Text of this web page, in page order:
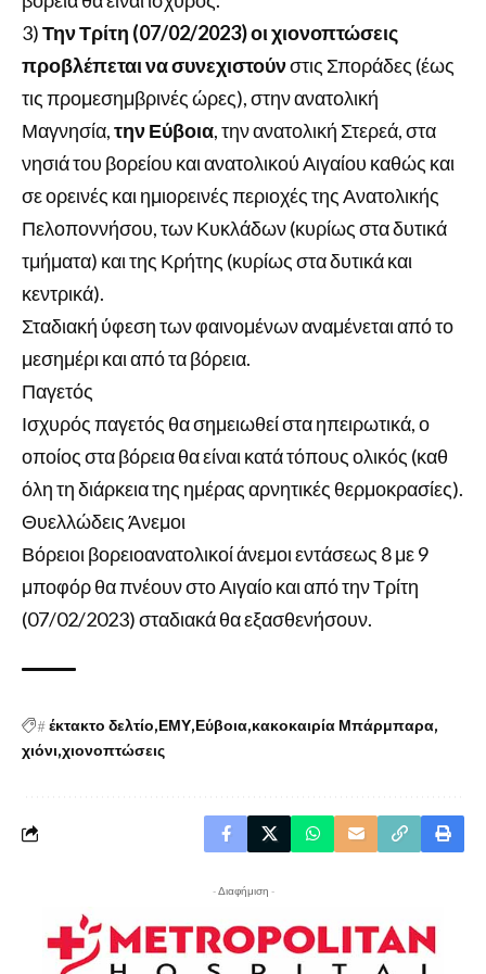
3)Την Τρίτη (07/02/2023) οι χιονοπτώσεις
προβλέπεται να συνεχιστούνστις Σποράδες (έως
τις προμεσημβρινές ώρες), στην ανατολική
Μαγνησία,την Εύβοια, την ανατολική Στερεά, στα
νησιά του βορείου και ανατολικού Αιγαίου καθώς και
σε ορεινές και ημιορεινές περιοχές της Ανατολικής
Πελοποννήσου, των Κυκλάδων (κυρίως στα δυτικά
τμήματα) και της Κρήτης (κυρίως στα δυτικά και
κεντρικά).
Σταδιακή ύφεση των φαινομένων αναμένεται από το
μεσημέρι και από τα βόρεια.
Παγετός
Ισχυρός παγετός θα σημειωθεί στα ηπειρωτικά, ο
οποίος στα βόρεια θα είναι κατά τόπους ολικός (καθ
όλη τη διάρκεια της ημέρας αρνητικές θερμοκρασίες).
Θυελλώδεις Άνεμοι
Βόρειοι βορειοανατολικοί άνεμοι εντάσεως 8 με 9
μποφόρ θα πνέουν στο Αιγαίο και από την Τρίτη
(07/02/2023) σταδιακά θα εξασθενήσουν.
#έκτακτο δελτίο ΕΜΥ Εύβοια κακοκαιρία Μπάρμπαρα
χιόνι χιονοπτώσεις
- Διαφήμιση -